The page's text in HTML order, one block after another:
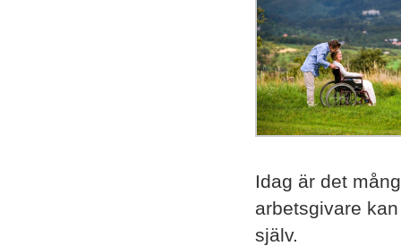
Idag är det
arbetsgivare
själv.